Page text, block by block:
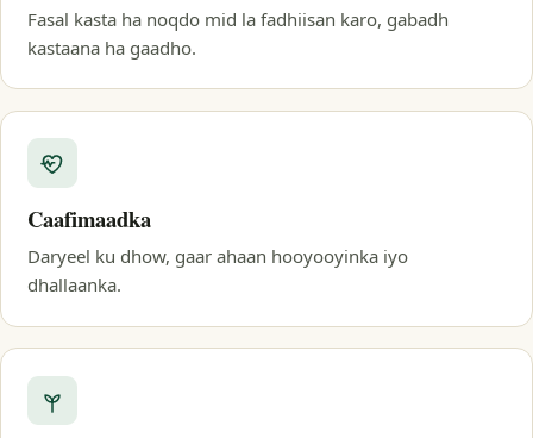
Fasal kasta ha noqdo mid la fadhiisan karo, gabadh
kastaana ha gaadho.
Caafimaadka
Daryeel ku dhow, gaar ahaan hooyooyinka iyo
dhallaanka.